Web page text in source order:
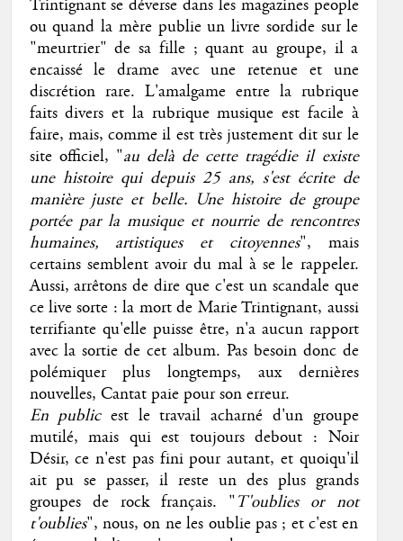
Trintignant se déverse dans les magazines people
ou quand la mère publie un livre sordide sur le
"meurtrier" de sa fille ; quant au groupe, il a
encaissé le drame avec une retenue et une
discrétion rare. L'amalgame entre la rubrique
faits divers et la rubrique musique est facile à
faire, mais, comme il est très justement dit sur le
site officiel, "au delà de cette tragédie il existe
une histoire qui depuis 25 ans, s'est écrite de
manière juste et belle. Une histoire de groupe
portée par la musique et nourrie de rencontres
humaines, artistiques et citoyennes", mais
certains semblent avoir du mal à se le rappeler.
Aussi, arrêtons de dire que c'est un scandale que
ce live sorte : la mort de Marie Trintignant, aussi
terrifiante qu'elle puisse être, n'a aucun rapport
avec la sortie de cet album. Pas besoin donc de
polémiquer plus longtemps, aux dernières
nouvelles, Cantat paie pour son erreur.
En publicest le travail acharné d'un groupe
mutilé, mais qui est toujours debout : Noir
Désir, ce n'est pas fini pour autant, et quoiqu'il
ait pu se passer, il reste un des plus grands
groupes de rock français. "T'oublies or not
t'oublies", nous, on ne les oublie pas ; et c'est en